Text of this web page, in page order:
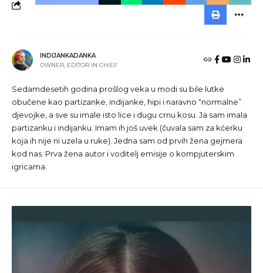
INDIJANKADANKA
OWNER, EDITOR IN CHIEF
Sedamdesetih godina prošlog veka u modi su bile lutke
obučene kao partizanke, indijanke, hipi i naravno “normalne”
djevojke, a sve su imale isto lice i dugu crnu kosu. Ja sam imala
partizanku i indijanku. Imam ih još uvek (čuvala sam za kćerku
koja ih nije ni uzela u ruke). Jedna sam od prvih žena gejmera
kod nas. Prva žena autor i voditelj emisije o kompjuterskim
igricama.